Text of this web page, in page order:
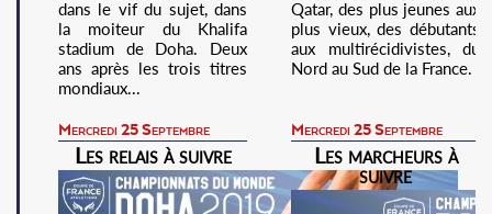
dans le vif du sujet, dans
la moiteur du Khalifa
stadium de Doha. Deux
ans après les trois titres
mondiaux...
Qatar, des plus jeunes aux
plus vieux, des débutants
aux multirécidivistes, du
Nord au Sud de la France.
Mercredi 25 Septembre
Les relais à suivre
Mercredi 25 Septembre
Les marcheurs à
suivre